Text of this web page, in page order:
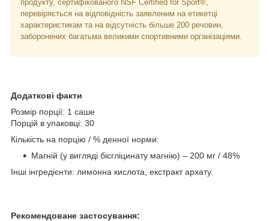
продукту, сертифікованого NSF Certified for Sport®,
перевіряється на відповідність заявленим на етикетці
характеристикам та на відсутність більше 200 речовин,
заборонених багатьма великими спортивними організаціями.
Додаткові факти
Розмір порції: 1 саше
Порцій в упаковці: 30
Кількість на порцію / % денної норми:
Магній (у вигляді бісгліцинату магнію) – 200 мг / 48%
Інші інгредієнти: лимонна кислота, екстракт архату.
Рекомендоване застосування: